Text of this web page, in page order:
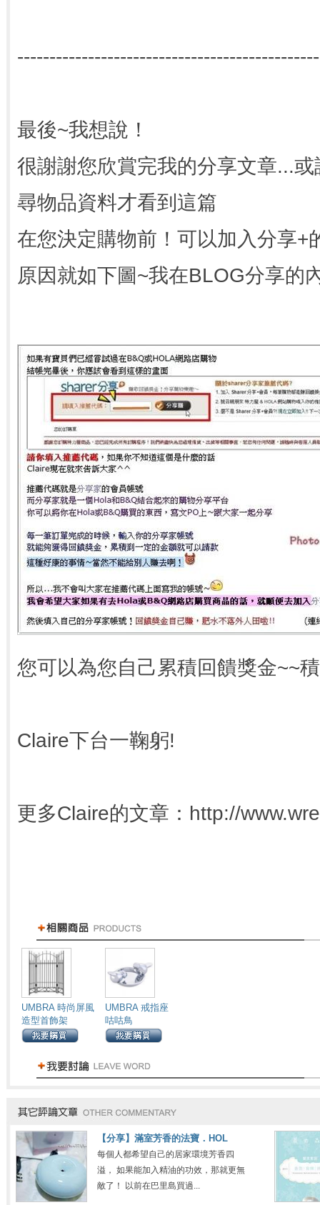
最後~我想說！
很謝謝您欣賞完我的分享文章...
尋物品資料才看到這篇
在您決定購物前！可以加入分享+
原因就如下圖~我在BLOG分享的
您可以為您自己累積回饋獎金~~
Claire下台一鞠躬!
更多Claire的文章：http://
UMBRA 時尚屏風
造型首飾架
UMBRA 戒指座
咕咕鳥
【分享】滿室芳香的法寶．HOL
每個人都希望自己的居家環境芳香四
溢， 如果能加入精油的功效，那就更無
敵了！ 以前在巴里島買過...